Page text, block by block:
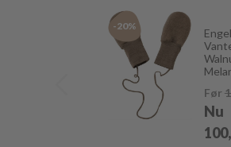
-20%
Før
Nu